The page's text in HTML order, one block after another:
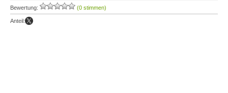
Bewertung: (0 stimmen)
Anteil: